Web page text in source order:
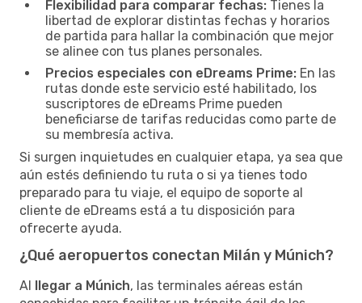
Flexibilidad para comparar fechas: Tienes la
libertad de explorar distintas fechas y horarios
de partida para hallar la combinación que mejor
se alinee con tus planes personales.
Precios especiales con eDreams Prime: En las
rutas donde este servicio esté habilitado, los
suscriptores de eDreams Prime pueden
beneficiarse de tarifas reducidas como parte de
su membresía activa.
Si surgen inquietudes en cualquier etapa, ya sea que
aún estés definiendo tu ruta o si ya tienes todo
preparado para tu viaje, el equipo de soporte al
cliente de eDreams está a tu disposición para
ofrecerte ayuda.
¿Qué aeropuertos conectan Milán y Múnich?
Al llegar a Múnich, las terminales aéreas están